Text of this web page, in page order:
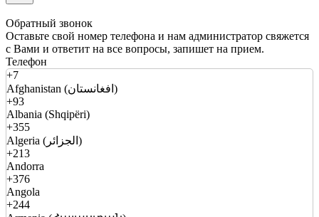
Обратный звонок
Оставьте свой номер телефона и нам администратор свяжется
с Вами и ответит на все вопросы, запишет на прием.
Телефон
+7
Afghanistan (افغانستان)
+93
Albania (Shqipëri)
+355
Algeria (الجزائر)
+213
Andorra
+376
Angola
+244